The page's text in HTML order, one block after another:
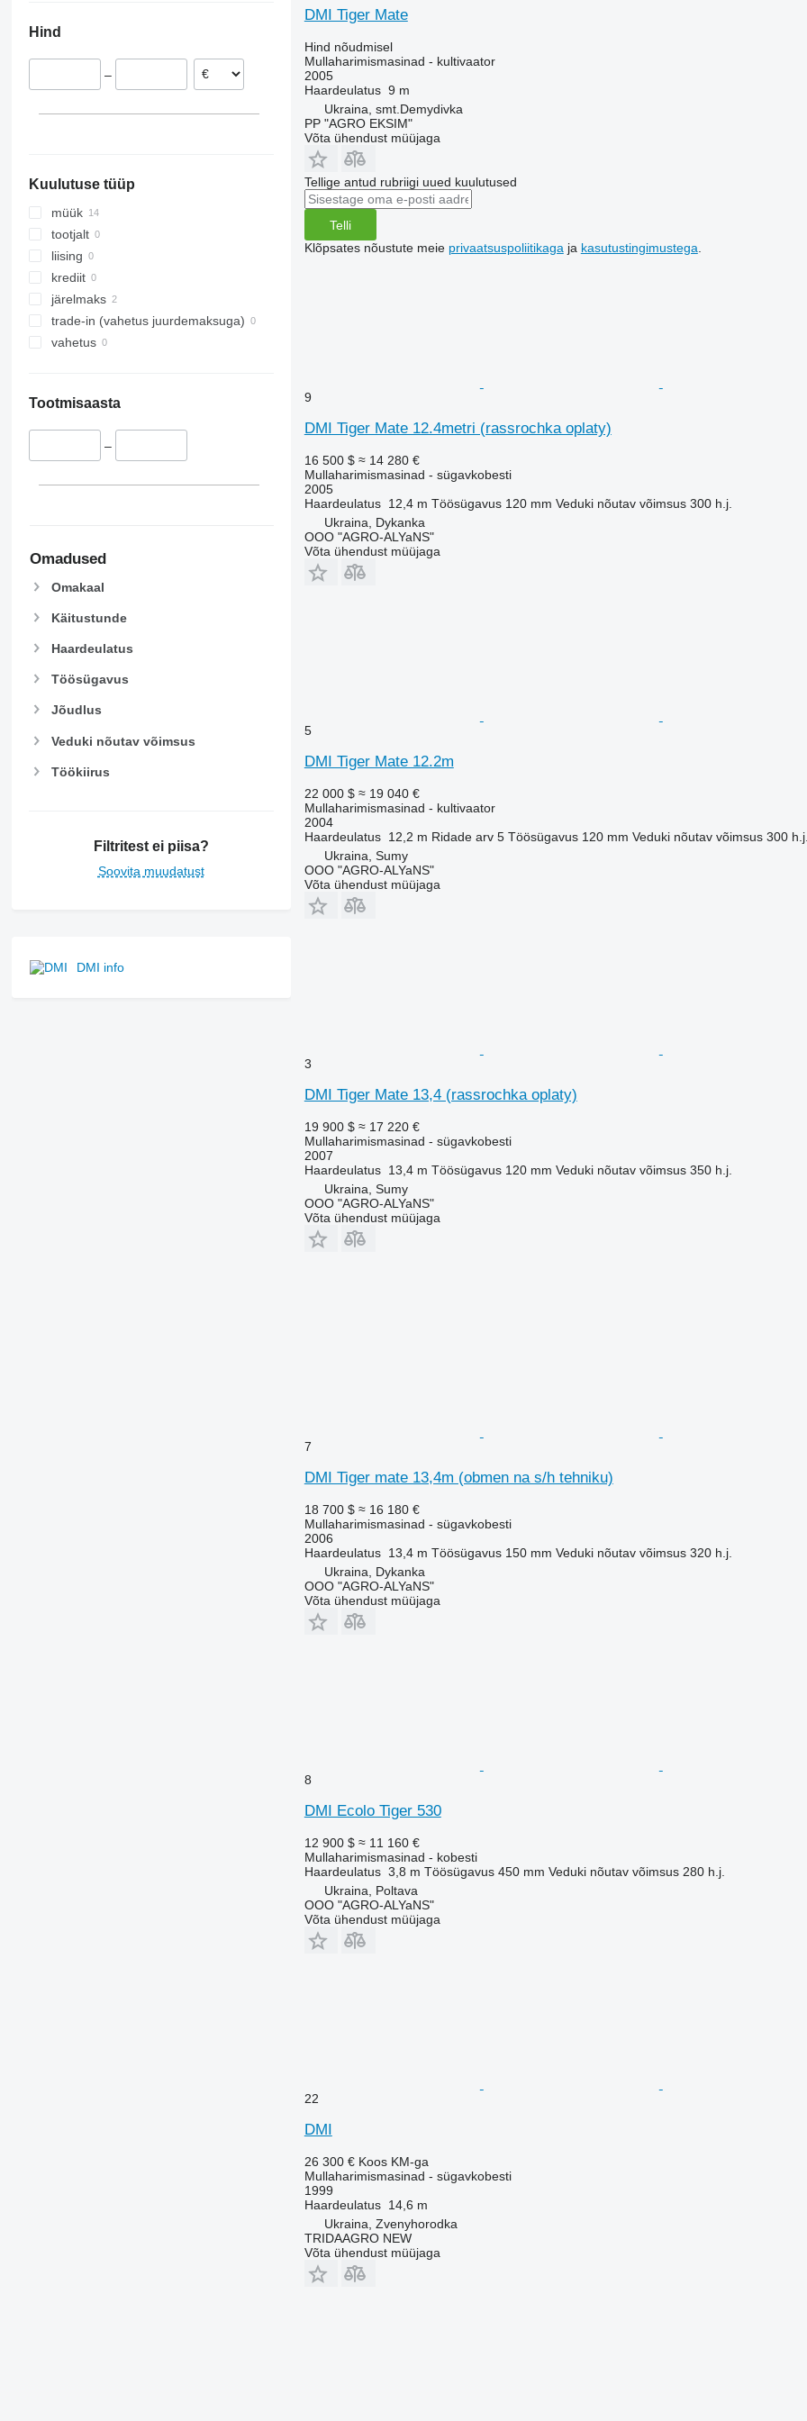
Smaragd
VariDiamant
Zirkon
Hind
–
Kuulutuse tüüp
müük
tootjalt
liising
krediit
järelmaks
trade-in (vahetus juurdemaksuga)
vahetus
Tootmisaasta
–
Omadused
Omakaal
Käitustunde
Haardeulatus
Töösügavus
Jõudlus
Veduki nõutav võimsus
Töökiirus
Filtritest ei piisa?
Soovita muudatust
DMI info
DMI Tiger Mate
Hind nõudmisel
Mullaharimismasinad - kultivaator
2005
Haardeulatus 9 m
Ukraina, smt.Demydivka
PP "AGRO EKSIM"
Võta ühendust müüjaga
Tellige antud rubriigi uued kuulutused
Telli
Klõpsates nõustute meie privaatsuspoliitikaga ja kasutustingimustega
9
DMI Tiger Mate 12.4metri (rassrochka oplaty)
16 500 $ ≈ 14 280 €
Mullaharimismasinad - sügavkobesti
2005
Haardeulatus 12,4 m Töösügavus 120 mm Veduki nõutav võimsus 300 h.j.
Ukraina, Dykanka
OOO "AGRO-ALYaNS"
Võta ühendust müüjaga
5
DMI Tiger Mate 12.2m
22 000 $ ≈ 19 040 €
Mullaharimismasinad - kultivaator
2004
Haardeulatus 12,2 m Ridade arv 5 Töösügavus 120 mm Veduki nõutav võimsus 300
Ukraina, Sumy
OOO "AGRO-ALYaNS"
Võta ühendust müüjaga
3
DMI Tiger Mate 13,4 (rassrochka oplaty)
19 900 $ ≈ 17 220 €
Mullaharimismasinad - sügavkobesti
2007
Haardeulatus 13,4 m Töösügavus 120 mm Veduki nõutav võimsus 350 h.j.
Ukraina, Sumy
OOO "AGRO-ALYaNS"
Võta ühendust müüjaga
7
DMI Tiger mate 13,4m (obmen na s/h tehniku)
18 700 $ ≈ 16 180 €
Mullaharimismasinad - sügavkobesti
2006
Haardeulatus 13,4 m Töösügavus 150 mm Veduki nõutav võimsus 320 h.j.
Ukraina, Dykanka
OOO "AGRO-ALYaNS"
Võta ühendust müüjaga
8
DMI Ecolo Tiger 530
12 900 $ ≈ 11 160 €
Mullaharimismasinad - kobesti
Haardeulatus 3,8 m Töösügavus 450 mm Veduki nõutav võimsus 280 h.j.
Ukraina, Poltava
OOO "AGRO-ALYaNS"
Võta ühendust müüjaga
22
DMI
26 300 € Koos KM-ga
Mullaharimismasinad - sügavkobesti
1999
Haardeulatus 14,6 m
Ukraina, Zvenyhorodka
TRIDAAGRO NEW
Võta ühendust müüjaga